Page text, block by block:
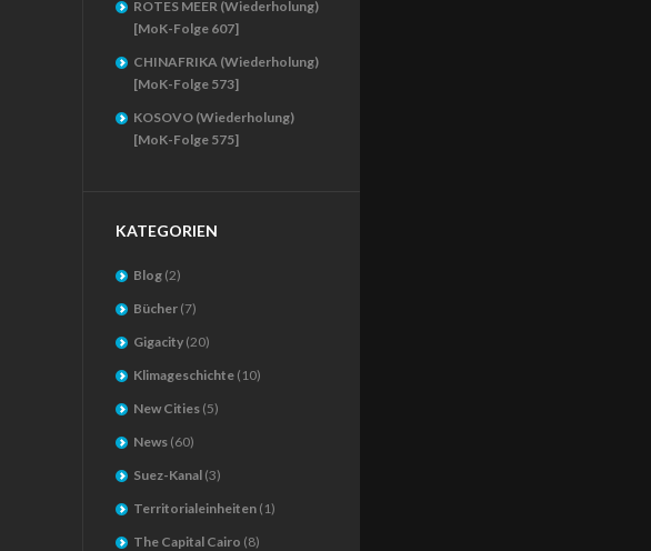
ROTES MEER (Wiederholung)
[MoK-Folge 607]
CHINAFRIKA (Wiederholung)
[MoK-Folge 573]
KOSOVO (Wiederholung)
[MoK-Folge 575]
KATEGORIEN
Blog (2)
Bücher (7)
Gigacity (20)
Klimageschichte (10)
New Cities (5)
News (60)
Suez-Kanal (3)
Territorialeinheiten (1)
The Capital Cairo (8)